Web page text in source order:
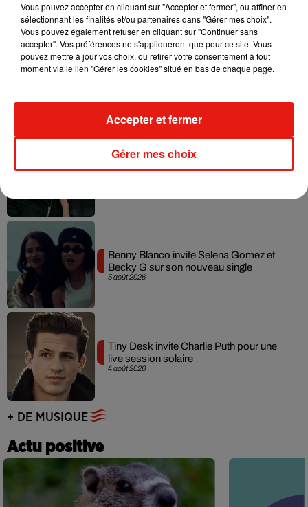
Tayc et Didi B dévoilent le single le plus
5 août 2026
Benny Blanco invite Selena Gomez et
Becky G sur son nouveau single
4 août 2026
Tiny Desk invite Charlie Puth pour une
live session solaire
+ DE MUSIQUE
Actu positive
Vous pouvez accepter en cliquant sur "Accepter et fermer", ou affiner en
sélectionnant les finalités et/ou partenaires dans "Gérer mes choix".
Vous pouvez également refuser en cliquant sur "Continuer sans
accepter". Vos préférences ne s'appliqueront que pour ce site. Vous
pouvez mettre à jour vos choix, ou retirer votre consentement à tout
moment via le lien "Gérer les cookies" situé en bas de chaque page.
Gérer mes choix
Accepter et fermer